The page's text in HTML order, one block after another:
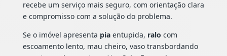
recebe um serviço mais seguro, com orientação clara
e compromisso com a solução do problema.
Se o imóvel apresenta piaentupida, ralo com
escoamento lento, mau cheiro, vaso transbordando